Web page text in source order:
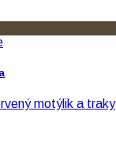
motýlik a traky